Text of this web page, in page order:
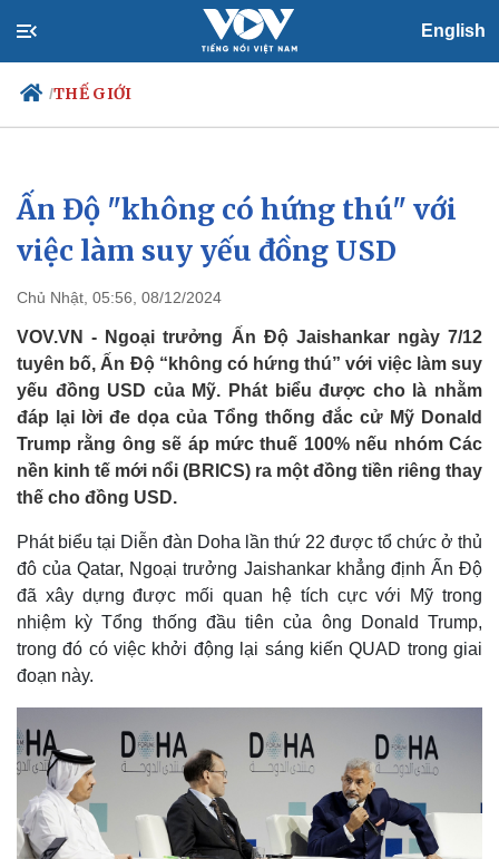
English
/THẾ GIỚI
Chính trị
Đảng
Tổ chức nhân sự
Nhận diện sự thật
Xã hội
Tin 24h
Dự báo thời tiết
Việc làm
Biển đảo
Ấn Độ "không có hứng thú" với
việc làm suy yếu đồng USD
Chủ Nhật, 05:56, 08/12/2024
VOV.VN - Ngoại trưởng Ấn Độ Jaishankar ngày 7/12
tuyên bố, Ấn Độ “không có hứng thú” với việc làm suy
yếu đồng USD của Mỹ. Phát biểu được cho là nhằm
đáp lại lời đe dọa của Tổng thống đắc cử Mỹ Donald
Trump rằng ông sẽ áp mức thuế 100% nếu nhóm Các
nền kinh tế mới nổi (BRICS) ra một đồng tiền riêng thay
thế cho đồng USD.
Phát biểu tại Diễn đàn Doha lần thứ 22 được tổ chức ở thủ
đô của Qatar, Ngoại trưởng Jaishankar khẳng định Ấn Độ
đã xây dựng được mối quan hệ tích cực với Mỹ trong
nhiệm kỳ Tổng thống đầu tiên của ông Donald Trump,
trong đó có việc khởi động lại sáng kiến QUAD trong giai
đoạn này.